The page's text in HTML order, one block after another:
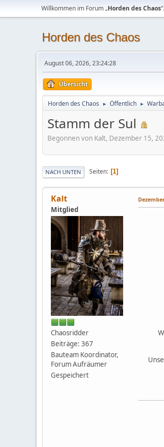
Willkommen im Forum „Horden des Chaos“.
Horden des Chaos
August 06, 2026, 23:24:28
Übersicht
Horden des Chaos ► Öffentlich ►
Stamm der Sul
Begonnen von Kalt, Dezember 15,
NACH UNTEN Seiten 1
Kalt
Mitglied
Chaosridder
Beiträge: 367
Bauteam Koordinator,
Forum Aufräumer
Gespeichert